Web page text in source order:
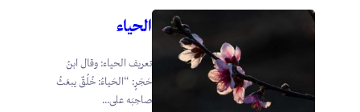
الحياء
تعريف الحياء: وقال ابنُ
حَجَرٍ: “الحَياءُ: خُلُقٌ يبعَثُ
صاحِبَه على...